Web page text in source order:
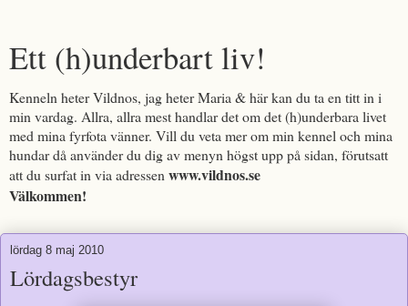
Ett (h)underbart liv!
Kenneln heter Vildnos, jag heter Maria & här kan du ta en titt in i
min vardag. Allra, allra mest handlar det om det (h)underbara livet
med mina fyrfota vänner. Vill du veta mer om min kennel och mina
hundar då använder du dig av menyn högst upp på sidan, förutsatt
att du surfat in via adressen www.vildnos.se
Välkommen!
lördag 8 maj 2010
Lördagsbestyr